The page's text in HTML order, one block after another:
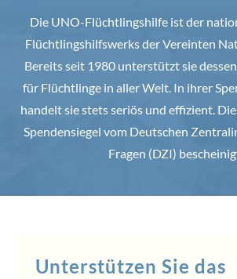
Die UNO-Flüchtlingshilfe ist der
Flüchtlingshilfswerks der Vereinten
Bereits seit 1980 unterstützt sie
für Flüchtlinge in aller Welt. In ihrer
handelt sie stets seriös und effizient.
Spendensiegel vom Deutschen
Fragen (DZI)
Unterstützen Sie das